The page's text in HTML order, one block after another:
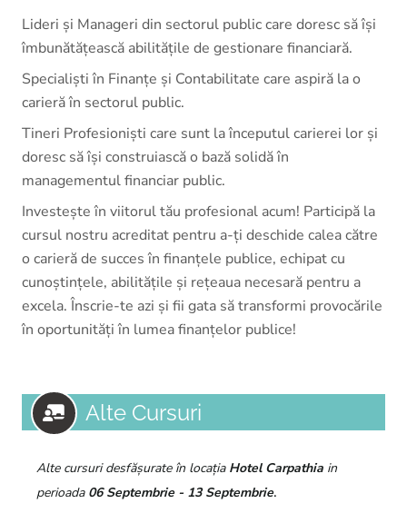
Lideri și Manageri din sectorul public care doresc să își
îmbunătățească abilitățile de gestionare financiară.
Specialiști în Finanțe și Contabilitate care aspiră la o
carieră în sectorul public.
Tineri Profesioniști care sunt la începutul carierei lor și
doresc să își construiască o bază solidă în
managementul financiar public.
Investește în viitorul tău profesional acum! Participă la
cursul nostru acreditat pentru a-ți deschide calea către
o carieră de succes în finanțele publice, echipat cu
cunoștințele, abilitățile și rețeaua necesară pentru a
excela. Înscrie-te azi și fii gata să transformi provocările
în oportunități în lumea finanțelor publice!
Alte Cursuri
Alte cursuri desfășurate în locația Hotel Carpathia in
perioada 06 Septembrie - 13 Septembrie.